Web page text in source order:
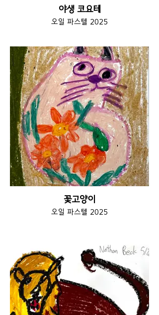
야생 코요테
오일 파스텔 2025
꽃고양이
오일 파스텔 2025